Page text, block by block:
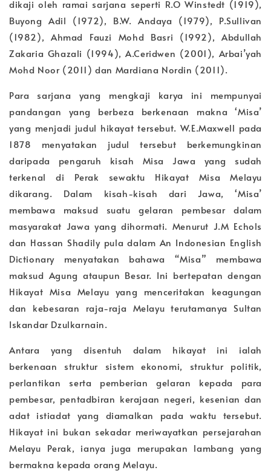
dikaji oleh ramai sarjana seperti R.O Winstedt (1919),
Buyong Adil (1972), B.W. Andaya (1979), P.Sullivan
(1982), Ahmad Fauzi Mohd Basri (1992), Abdullah
Zakaria Ghazali (1994), A.Ceridwen (2001), Arbai’yah
Mohd Noor (2011) dan Mardiana Nordin (2011).
Para sarjana yang mengkaji karya ini mempunyai
pandangan yang berbeza berkenaan makna ‘Misa’
yang menjadi judul hikayat tersebut. W.E.Maxwell pada
1878 menyatakan judul tersebut berkemungkinan
daripada pengaruh kisah Misa Jawa yang sudah
terkenal di Perak sewaktu Hikayat Misa Melayu
dikarang. Dalam kisah-kisah dari Jawa, ‘Misa’
membawa maksud suatu gelaran pembesar dalam
masyarakat Jawa yang dihormati. Menurut J.M Echols
dan Hassan Shadily pula dalam An Indonesian English
Dictionary menyatakan bahawa “Misa” membawa
maksud Agung ataupun Besar. Ini bertepatan dengan
Hikayat Misa Melayu yang menceritakan keagungan
dan kebesaran raja-raja Melayu terutamanya Sultan
Iskandar Dzulkarnain.
Antara yang disentuh dalam hikayat ini ialah
berkenaan struktur sistem ekonomi, struktur politik,
perlantikan serta pemberian gelaran kepada para
pembesar, pentadbiran kerajaan negeri, kesenian dan
adat istiadat yang diamalkan pada waktu tersebut.
Hikayat ini bukan sekadar meriwayatkan persejarahan
Melayu Perak, ianya juga merupakan lambang yang
bermakna kepada orang Melayu.